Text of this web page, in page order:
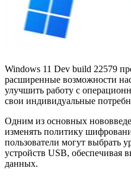
Windows 11 Dev build 22579
расширенные возможности
улучшить работу с
свои индивидуальные
Одним из основных
изменять политику
пользователи могут выбрать
устройств USB, обеспечивая
данных.